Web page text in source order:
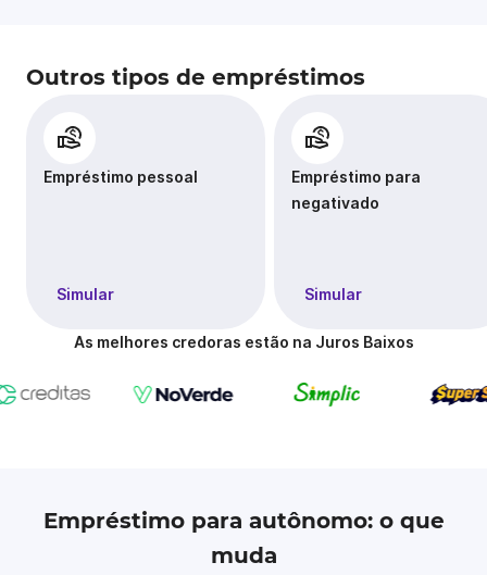
Outros tipos de empréstimos
Empréstimo pessoal
Simular
Empréstimo para
negativado
Simular
As melhores credoras estão na Juros Baixos
Empréstimo para autônomo: o que
muda